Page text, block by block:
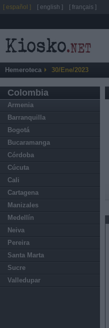
Hemeroteca 30/Ene/2023
Colombia
Armenia
Barranquilla
Bogotá
Bucaramanga
Córdoba
Cúcuta
Cali
Cartagena
Manizales
Medellín
Neiva
Pereira
Santa Marta
Sucre
Valledupar
[ español ] [ english ] [ français ]